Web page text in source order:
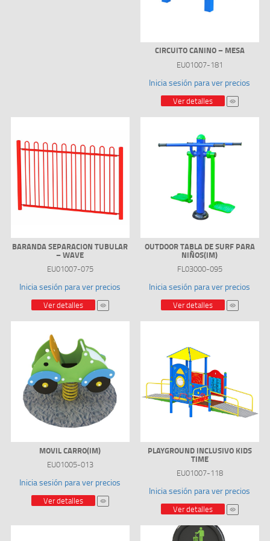
CIRCUITO CANINO – MESA
EU01007-181
Inicia sesión para ver precios
Ver detalles
BARANDA SEPARACION TUBULAR
– WAVE
EU01007-075
Inicia sesión para ver precios
Ver detalles
OUTDOOR TABLA DE SURF PARA
NIÑOS(IM)
FL03000-095
Inicia sesión para ver precios
Ver detalles
MOVIL CARRO(IM)
EU01005-013
Inicia sesión para ver precios
Ver detalles
PLAYGROUND INCLUSIVO KIDS
TIME
EU01007-118
Inicia sesión para ver precios
Ver detalles